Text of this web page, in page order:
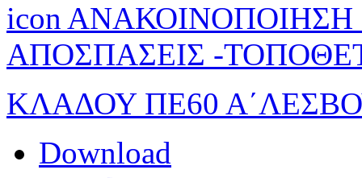
ΑΝΑΚΟΙΝΟΠΟΙΗΣΗ
ΑΠΟΣΠΑΣΕΙΣ -
ΚΛΑΔΟΥ ΠΕ60
Download